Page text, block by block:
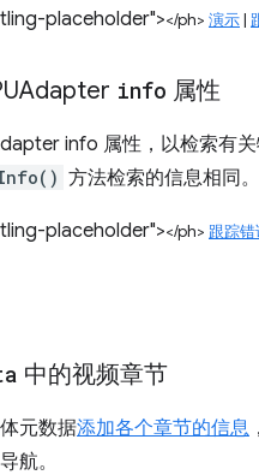
placeholder"></ph> 演示|
info 属性
info 属性，以检索有
方法检索的信息相同。
placeholder"></ph> 跟踪
中的视频章节
元数据添加各个章节的信息
航。